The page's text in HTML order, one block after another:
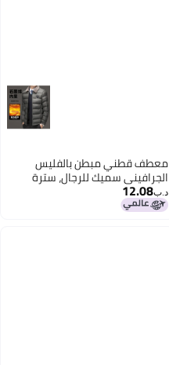
معطف قطني مبطن بالفليس
الجرافيني سميك للرجال، سترة
تجارية كاجوال شتوية ذات ياقة
فروية دافئة، ملابس تجارية دافئة
د.ب‏12.08